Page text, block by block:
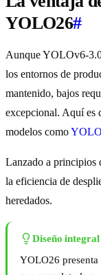
YOLO26#
Aunque YOLOv6-
los entornos de
mantenido, bajos
excepcional. Aquí es
modelos como
Lanzado a principios
la eficiencia de
heredados.
Diseño
YOLO26 presenta